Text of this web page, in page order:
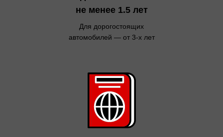
не менее 1.5 лет
Для дорогостоящих
автомобилей — от 3-х лет